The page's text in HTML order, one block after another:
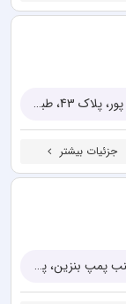
تهران، بزرگراه ستاری شمال، نبش خیابان خجسته پور، پلاک 43، طبقه سوم
جزئیات بیشتر
تهران، خیابان مفتح شمالی، پایین تر از مطهری جنب پمپ بنزین، پلاک 425